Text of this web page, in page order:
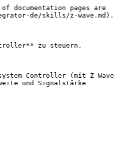
documentation pages are
de/skills/z-wave.md).
zu steuern.
Controller (mit Z-Wave
und Signalstärke